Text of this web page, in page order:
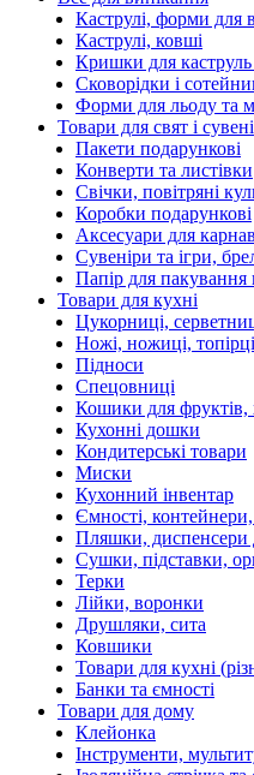
Каструлі, форми для
Каструлі, ковші
Кришки для каструль
Сковорідки і
Форми для льоду та
Товари для свят і
Пакети подарункові
Конверти та листівки
Свічки, повітряні
Коробки подарункові
Аксесуари для
Сувеніри та ігри,
Папір для пакування
Товари для кухні
Цукорниці,
Ножі, ножиці,
Підноси
Спецовниці
Кошики для фруктів,
Кухонні дошки
Кондитерські товари
Миски
Кухонний інвентар
Ємності,
Пляшки, диспенсери
Сушки, підставки,
Терки
Лійки, воронки
Друшляки, сита
Ковшики
Товари для кухні
Банки та ємності
Товари для дому
Клейонка
Інструменти,